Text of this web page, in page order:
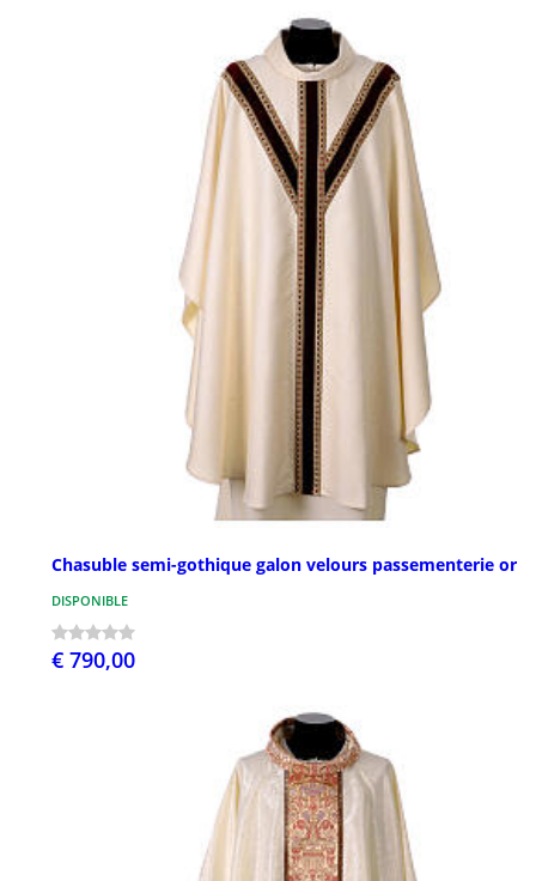
Chasuble semi-gothique galon velours passementerie or
DISPONIBLE
€ 790,00